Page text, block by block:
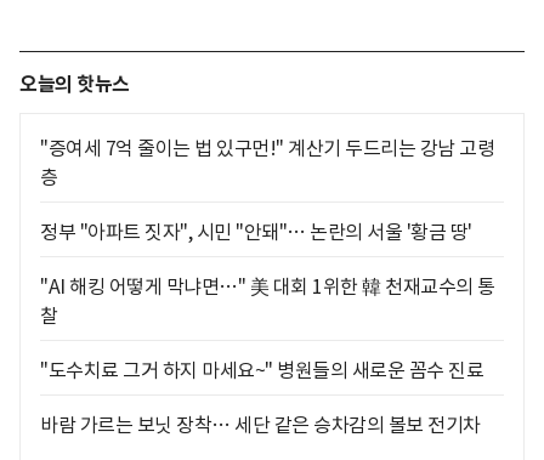
오늘의 핫뉴스
"증여세 7억 줄이는 법 있구먼!" 계산기 두드리는 강남 고령
층
정부 "아파트 짓자", 시민 "안돼"… 논란의 서울 '황금 땅'
"AI 해킹 어떻게 막냐면…" 美 대회 1위한 韓 천재교수의 통
찰
"도수치료 그거 하지 마세요~" 병원들의 새로운 꼼수 진료
바람 가르는 보닛 장착… 세단 같은 승차감의 볼보 전기차